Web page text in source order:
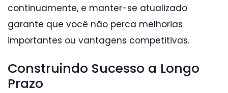
continuamente, e manter-se atualizado
garante que você não perca melhorias
importantes ou vantagens competitivas.
Construindo Sucesso a Longo
Prazo